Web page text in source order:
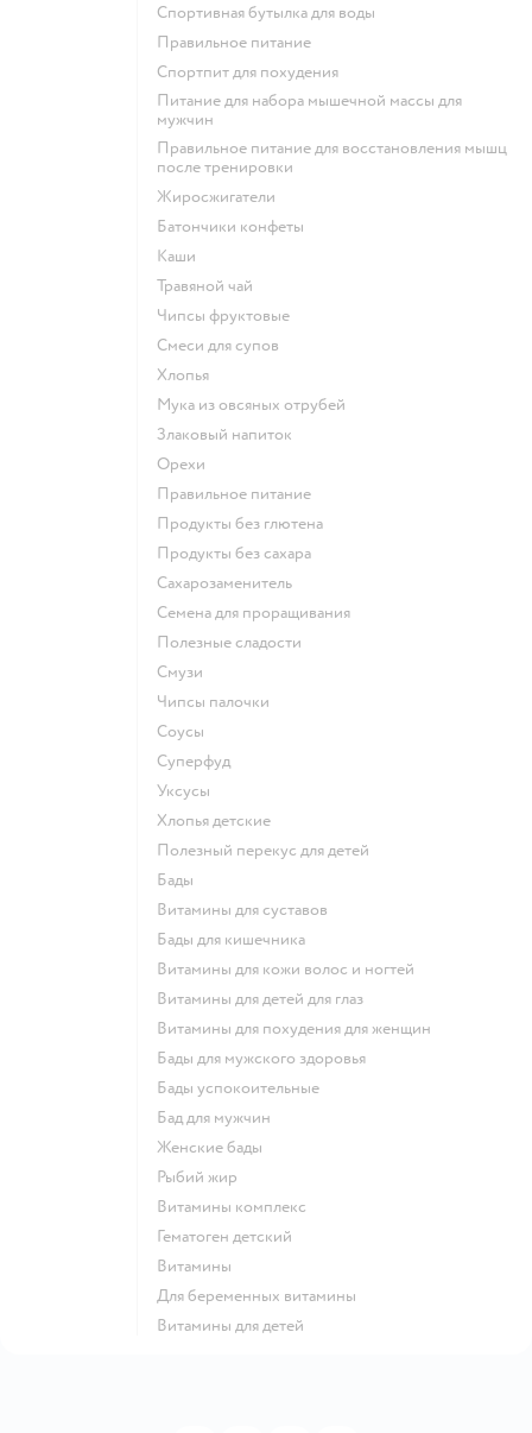
Спортивная бутылка для воды
Правильное питание
Спортпит для похудения
Питание для набора мышечной массы для
мужчин
Правильное питание для восстановления мышц
после тренировки
Жиросжигатели
Батончики конфеты
Каши
Травяной чай
Чипсы фруктовые
Смеси для супов
Хлопья
Мука из овсяных отрубей
Злаковый напиток
Орехи
Правильное питание
Продукты без глютена
Продукты без сахара
Сахарозаменитель
Семена для проращивания
Полезные сладости
Смузи
Чипсы палочки
Соусы
Суперфуд
Уксусы
Хлопья детские
Полезный перекус для детей
Бады
Витамины для суставов
Бады для кишечника
Витамины для кожи волос и ногтей
Витамины для детей для глаз
Витамины для похудения для женщин
Бады для мужского здоровья
Бады успокоительные
Бад для мужчин
Женские бады
Рыбий жир
Витамины комплекс
Гематоген детский
Витамины
Для беременных витамины
Витамины для детей